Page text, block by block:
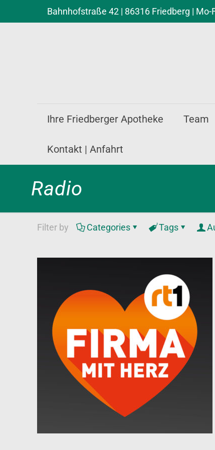
Bahnhofstraße 42 | 86316 Friedberg | Mo-
Ihre Friedberger Apotheke Team
Kontakt | Anfahrt
Radio
Filter by Categories Tags